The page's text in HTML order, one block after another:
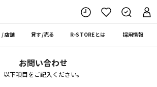
/店舗 貸す/売る R-STOREとは 採用情報
お問い合わせ
以下項目をご記入ください。